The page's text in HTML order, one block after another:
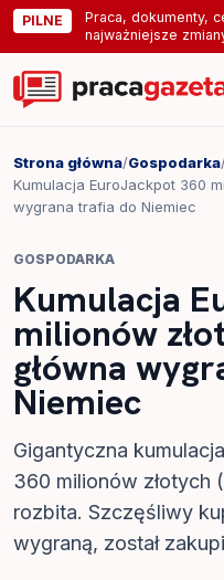
PILNE
Praca, dokumenty,
najważniejsze
Strona główna/Gospodarka
Kumulacja EuroJackpot 360
wygrana trafia do Niemiec
GOSPODARKA
Kumulacja
milionów
główna
Niemiec
Gigantyczna
360 milionów złotych
rozbita. Szczęśliwy
wygraną, został